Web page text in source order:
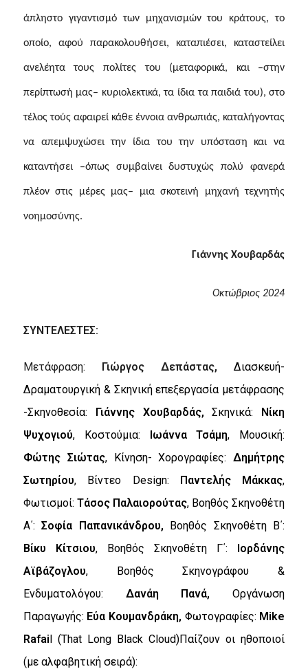
άπληστο γιγαντισμό των μηχανισμών του κράτους, το
οποίο, αφού παρακολουθήσει, καταπιέσει, καταστείλει
ανελέητα τους πολίτες του (μεταφορικά, και –στην
περίπτωσή μας– κυριολεκτικά, τα ίδια τα παιδιά του), στο
τέλος τούς αφαιρεί κάθε έννοια ανθρωπιάς, καταλήγοντας
να απεμψυχώσει την ίδια του την υπόσταση και να
καταντήσει –όπως συμβαίνει δυστυχώς πολύ φανερά
πλέον στις μέρες μας– μια σκοτεινή μηχανή τεχνητής
νοημοσύνης.
Γιάννης Χουβαρδάς
Οκτώβριος 2024
ΣΥΝΤΕΛΕΣΤΕΣ:
Μετάφραση: Γιώργος Δεπάστας,Διασκευή-
Δραματουργική & Σκηνική επεξεργασία μετάφρασης
-Σκηνοθεσία: Γιάννης Χουβαρδάς,Σκηνικά: Nίκη
Ψυχογιού, Κοστούμια: Ιωάννα Τσάμη, Μουσική:
Φώτης Σιώτας, Κίνηση- Χορογραφίες:Δημήτρης
Σωτηρίου, Βίντεο Design: Παντελής Μάκκας,
Φωτισμοί: Τάσος Παλαιορούτας, Βοηθός Σκηνοθέτη
Α΄:Σοφία Παπανικάνδρου, Βοηθός Σκηνοθέτη Β΄:
Βίκυ Κίτσιου, Βοηθός Σκηνοθέτη Γ΄: Ιορδάνης
Αϊβάζογλου, Βοηθός Σκηνογράφου &
Ενδυματολόγου: Δανάη Πανά,Οργάνωση
Παραγωγής: Εύα Κουμανδράκη, Φωτογραφίες: Mike
Rafail (That Long Black Cloud)Παίζουν οι ηθοποιοί
(με αλφαβητική σειρά):